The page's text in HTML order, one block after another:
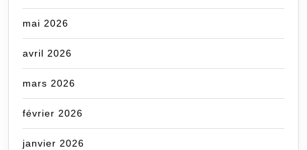
mai 2026
avril 2026
mars 2026
février 2026
janvier 2026